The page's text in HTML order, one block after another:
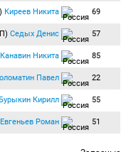
Киреев Никита 69
Седых Денис 57
Канавин Никита 85
Павел 22
Кирилл 55
Евгеньев Роман 51